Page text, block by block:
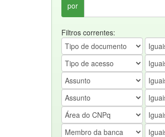
por
Filtros correntes: